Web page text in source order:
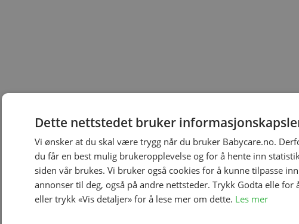
Dette nettstedet bruker
Vi ønsker at du skal være trygg når du bruker Babycare.no.
du får en best mulig brukeropplevelse og for å hente inn
siden vår brukes. Vi bruker også cookies for å kunne tilpasse
annonser til deg, også på andre nettsteder. Trykk Godta elle for
eller trykk «Vis detaljer» for å lese mer om dette. Les mer